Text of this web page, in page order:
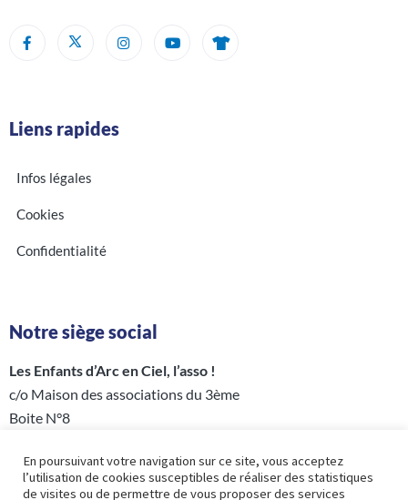
Liens rapides
Infos légales
Cookies
Confidentialité
Notre siège social
Les Enfants d’Arc en Ciel, l’asso !
c/o Maison des associations du 3ème
Boite N°8
En poursuivant votre navigation sur ce site, vous acceptez
l’utilisation de cookies susceptibles de réaliser des statistiques
de visites ou de permettre de vous proposer des services